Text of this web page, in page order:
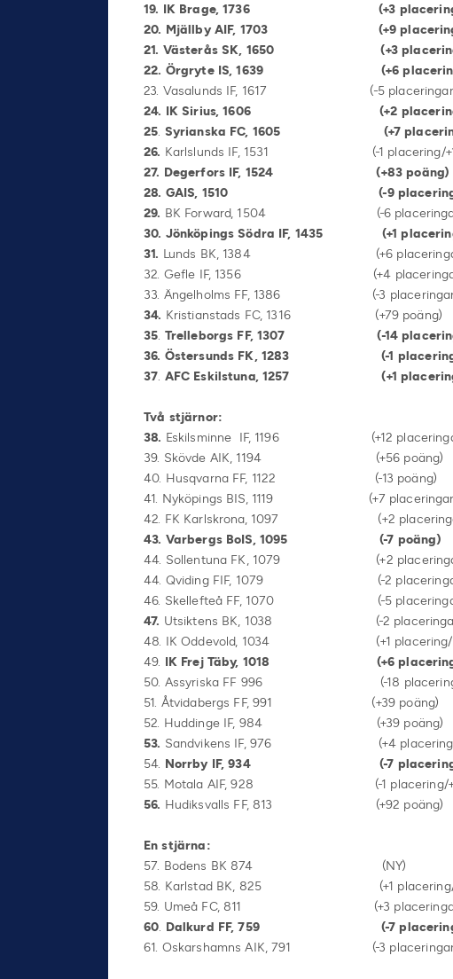
19. IK Brage, 1736 (+3 placeringar/
20. Mjällby AIF, 1703 (+9 placeringar/
21. Västerås SK, 1650 (+3
22. Örgryte IS, 1639 (+6 placeringar/
23. Vasalunds IF, 1617 (-5 placeringar/-
24. IK Sirius, 1606 (+2
25. Syrianska FC, 1605 (+7
26. Karlslunds IF, 1531 (-1 placering/+17
27. Degerfors IF, 1524
28. GAIS, 1510 (-9
29. BK Forward, 1504 (-6 placeringar/-
30. Jönköpings Södra IF, 1435 (+1
31. Lunds BK, 1384 (+6 placeringar/
32. Gefle IF, 1356 (+4 placeringar/
33. Ängelholms FF, 1386 (-3 placeringar/-
34. Kristianstads FC, 1316 (+79 poäng)
35. Trelleborgs FF, 1307 (-14
36. Östersunds FK, 1283 (-1 placering/
37. AFC Eskilstuna, 1257 (+1 placering/
Två stjärnor:
38. Eskilsminne IF, 1196 (+12 placeringar/
39. Skövde AIK, 1194 (+56 poäng)
40. Husqvarna FF, 1122 (-13 poäng)
41. Nyköpings BIS, 1119 (+7 placeringar/
42. FK Karlskrona, 1097 (+2
43. Varbergs BoIS, 1095 (-7 poäng)
44. Sollentuna FK, 1079 (+2 placeringar/
44. Qviding FIF, 1079 (-2 placeringar/-
46. Skellefteå FF, 1070 (-5 placeringar/-
47. Utsiktens BK, 1038 (-2 placeringar/-
48. IK Oddevold, 1034 (+1 placering/
49. IK Frej Täby, 1018 (+6 placeringar/
50. Assyriska FF 996 (-18
51. Åtvidabergs FF, 991 (+39 poäng)
52. Huddinge IF, 984 (+39 poäng)
53. Sandvikens IF, 976 (+4 placeringar/
54. Norrby IF, 934 (-7 placeringar/-
55. Motala AIF, 928 (-1 placering/+24
56. Hudiksvalls FF, 813 (+92 poäng)
En stjärna:
57. Bodens BK 874 (NY)
58. Karlstad BK, 825 (+1 placering/
59. Umeå FC, 811 (+3 placeringar/
60. Dalkurd FF, 759 (-7
61. Oskarshamns AIK, 791 (-3 placeringar/